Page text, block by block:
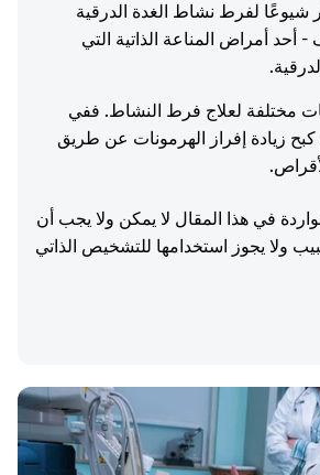
شيوعًا لفرط نشاط الغدة الدرقية
- أحد أمراض المناعة الذاتية التي
مختلفة لعلاج فرط النشاط. ففي
كبح زيادة إفراز الهرمونات عن طريق
في هذا المقال لا يمكن ولا يجب أن
ولا يجوز استخدامها للتشخيص الذاتي